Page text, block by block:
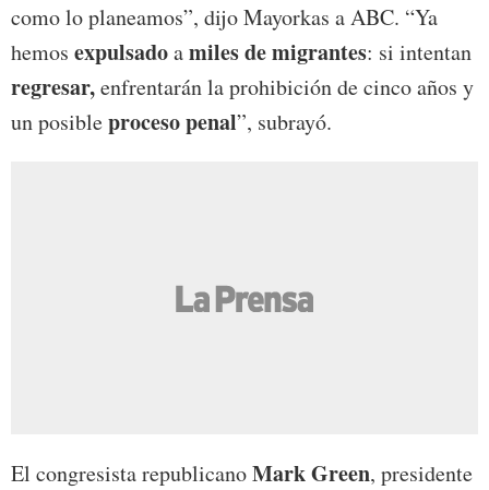
como lo planeamos”, dijo Mayorkas a ABC. “Ya
hemos expulsadoamiles de migrantes: si intentan
regresar,enfrentarán la prohibición de cinco años y
un posibleproceso penal”, subrayó.
El congresista republicanoMark Green, presidente